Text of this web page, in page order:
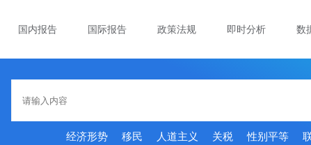
国内报告 国际报告 政策法规 即时分析 数
经济形势 移民 人道主义 关税 性别平等